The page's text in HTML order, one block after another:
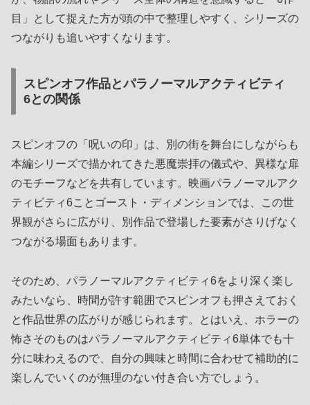
目」として捉えた方が頭の中で整理しやすく、シリーズの
つながりも追いやすくなります。
スピンオフ作品とパラノーマルアクティビティ
6との関係
スピンオフの「呪いの印」は、別の街を舞台にしながらも
本編シリーズで描かれてきた悪魔崇拝の儀式や、異様な扉
のモチーフなどを共有しています。映画パラノーマルアク
ティビティ6ことゴースト・ディメンションでは、この世
界観がさらに広がり、別作品で登場した要素がさりげなく
つながる場面もあります。
そのため、パラノーマルアクティビティ6をより深く楽し
みたいなら、時間が許す範囲でスピンオフも押さえておく
と作品世界の広がりが感じられます。とはいえ、ホラーの
怖さそのものはパラノーマルアクティビティ6単体でも十
分に味わえるので、自分の興味と時間に合わせて補助的に
楽しんでいくのが無理のない付き合い方でしょう。